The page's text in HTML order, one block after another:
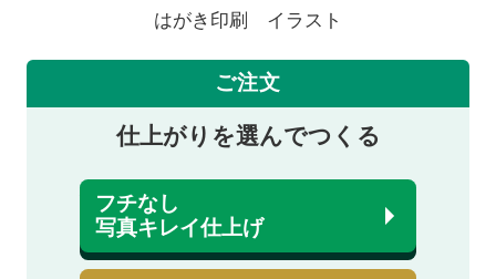
はがき印刷 イラスト
ご注文
仕上がりを選んでつくる
フチなし
写真キレイ仕上げ